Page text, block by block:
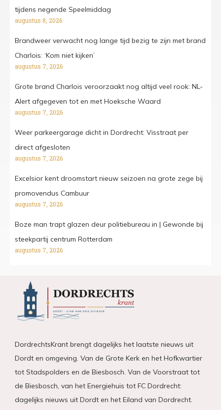
tijdens negende Speelmiddag
augustus 8, 2026
Brandweer verwacht nog lange tijd bezig te zijn met brand
Charlois: ‘Kom niet kijken’
augustus 7, 2026
Grote brand Charlois veroorzaakt nog altijd veel rook: NL-
Alert afgegeven tot en met Hoeksche Waard
augustus 7, 2026
Weer parkeergarage dicht in Dordrecht: Visstraat per
direct afgesloten
augustus 7, 2026
Excelsior kent droomstart nieuw seizoen na grote zege bij
promovendus Cambuur
augustus 7, 2026
Boze man trapt glazen deur politiebureau in | Gewonde bij
steekpartij centrum Rotterdam
augustus 7, 2026
DordrechtsKrant brengt dagelijks het laatste nieuws uit
Dordt en omgeving. Van de Grote Kerk en het Hofkwartier
tot Stadspolders en de Biesbosch. Van de Voorstraat tot
de Biesbosch, van het Energiehuis tot FC Dordrecht:
dagelijks nieuws uit Dordt en het Eiland van Dordrecht.